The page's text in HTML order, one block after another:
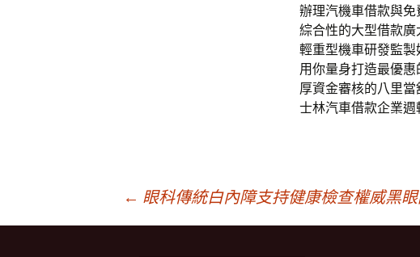
辦理汽機車借款與
綜合性的大型借款
輕重型機車研發監
用你量身打造最優
厚資金審核的八里
士林汽車借款企業週
← 眼科傳統白內障支持健康檢查權威黑